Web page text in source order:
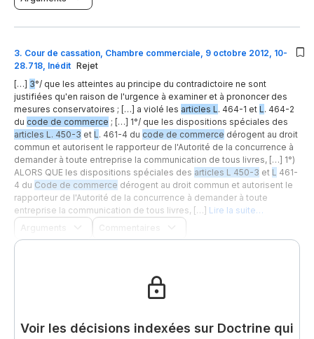
3. Cour de cassation, Chambre commerciale, 9 octobre 2012, 10-
28.718, Inédit Rejet
[…] 3°/ que les atteintes au principe du contradictoire ne sont
justifiées qu'en raison de l'urgence à examiner et à prononcer des
mesures conservatoires ; […] a violé les articles L. 464-1 et L. 464-2
du code de commerce ; […] 1°/ que les dispositions spéciales des
articles L. 450-3 et L. 461-4 du code de commerce dérogent au droit
commun et autorisent le rapporteur de l'Autorité de la concurrence à
demander à toute entreprise la communication de tous livres, […] 1°)
ALORS QUE les dispositions spéciales des articles L 450-3 et L 461-
4 du Code de commerce dérogent au droit commun et autorisent le
rapporteur de l'Autorité de la concurrence à demander à toute
entreprise la communication de tous livres, […] Lire la suite…
Arguments
Commentaires
Voir les décisions indexées sur Doctrine qui